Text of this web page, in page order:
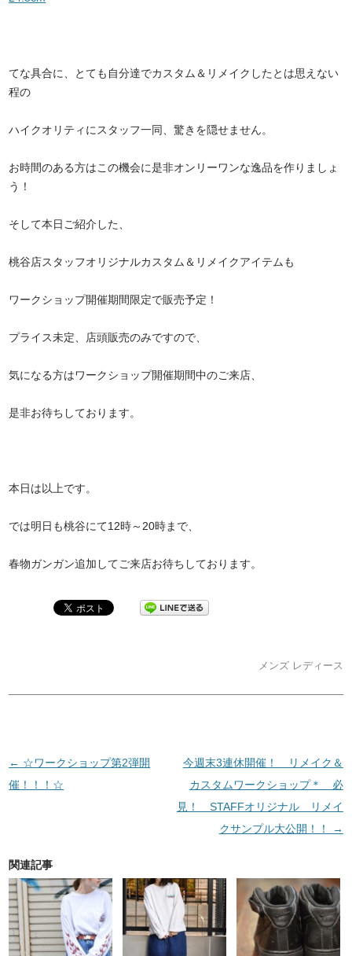
てな具合に、とても自分達でカスタム＆リメイクしたとは思えない
程の
ハイクオリティにスタッフ一同、驚きを隠せません。
お時間のある方はこの機会に是非オンリーワンな逸品を作りましょ
う！
そして本日ご紹介した、
桃谷店スタッフオリジナルカスタム＆リメイクアイテムも
ワークショップ開催期間限定で販売予定！
プライス未定、店頭販売のみですので、
気になる方はワークショップ開催期間中のご来店、
是非お待ちしております。
本日は以上です。
では明日も桃谷にて12時～20時まで、
春物ガンガン追加してご来店お待ちしております。
メンズ レディース
投稿ナビゲーション
← ☆ワークショップ第2弾開
催！！！☆
今週末3連休開催！ リメイク＆
カスタムワークショップ＊ 必
見！ STAFFオリジナル リメイ
クサンプル大公開！！
→
関連記事